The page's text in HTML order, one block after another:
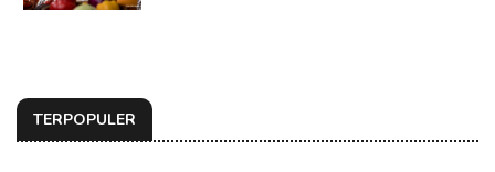
TERPOPULER